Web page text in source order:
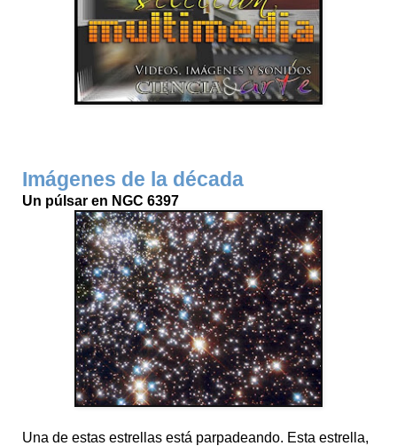
Imágenes de la década
Un púlsar en NGC 6397
Una de estas estrellas está parpadeando. Esta estrella,